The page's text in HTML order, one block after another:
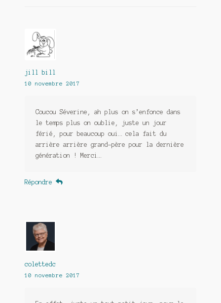
jill bill
10 novembre 2017
Coucou Séverine, ah plus on s’enfonce dans
le temps plus on oublie, juste un jour
férié, pour beaucoup oui… cela fait du
arrière arrière grand-père pour la dernière
génération ! Merci…
Répondre
colettedc
10 novembre 2017